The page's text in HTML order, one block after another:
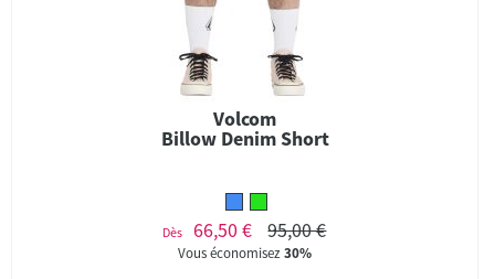
Volcom
Billow Denim Short
Dès 66,50 € 95,00 €
Vous économisez30%